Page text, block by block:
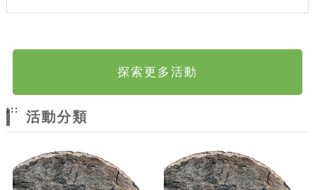
探索更多活動
:::
活動分類